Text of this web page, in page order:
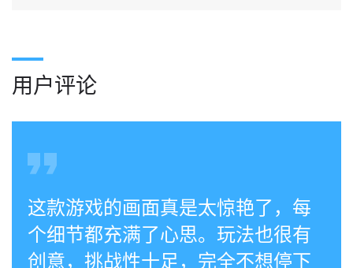
用户评论
这款游戏的画面真是太惊艳了，每
个细节都充满了心思。玩法也很有
创意，挑战性十足，完全不想停下